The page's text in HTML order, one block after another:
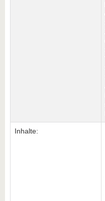
Inhalte: